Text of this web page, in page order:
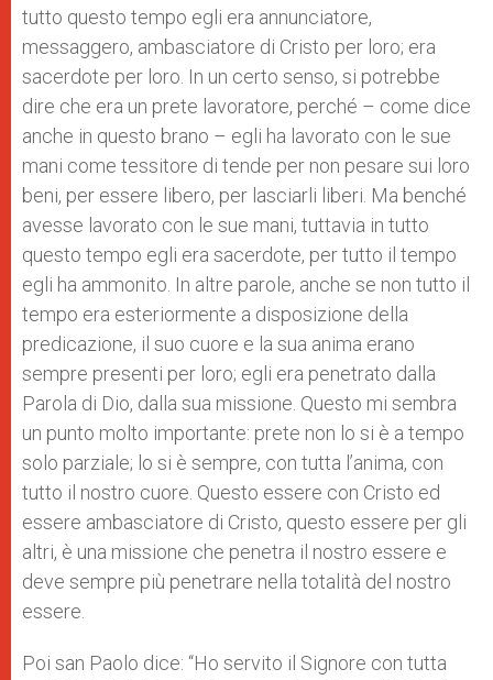
tutto questo tempo egli era annunciatore,
messaggero, ambasciatore di Cristo per loro; era
sacerdote per loro. In un certo senso, si potrebbe
dire che era un prete lavoratore, perché – come dice
anche in questo brano – egli ha lavorato con le sue
mani come tessitore di tende per non pesare sui loro
beni, per essere libero, per lasciarli liberi. Ma benché
avesse lavorato con le sue mani, tuttavia in tutto
questo tempo egli era sacerdote, per tutto il tempo
egli ha ammonito. In altre parole, anche se non tutto il
tempo era esteriormente a disposizione della
predicazione, il suo cuore e la sua anima erano
sempre presenti per loro; egli era penetrato dalla
Parola di Dio, dalla sua missione. Questo mi sembra
un punto molto importante: prete non lo si è a tempo
solo parziale; lo si è sempre, con tutta l’anima, con
tutto il nostro cuore. Questo essere con Cristo ed
essere ambasciatore di Cristo, questo essere per gli
altri, è una missione che penetra il nostro essere e
deve sempre più penetrare nella totalità del nostro
essere.
Poi san Paolo dice: “Ho servito il Signore con tutta